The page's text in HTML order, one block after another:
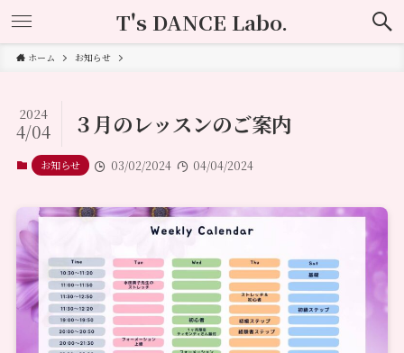
T's DANCE Labo.
ホーム お知らせ
３月のレッスンのご案内
2024
4/04
お知らせ 03/02/2024 04/04/2024